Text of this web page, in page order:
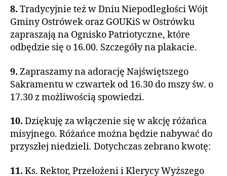
8. Tradycyjnie też w Dniu Niepodległości Wójt
Gminy Ostrówek oraz GOUKiS w Ostrówku
zapraszają na Ognisko Patriotyczne, które
odbędzie się o 16.00. Szczegóły na plakacie.
9. Zapraszamy na adorację Najświętszego
Sakramentu w czwartek od 16.30 do mszy św. o
17.30 z możliwością spowiedzi.
10. Dziękuję za włączenie się w akcję różańca
misyjnego. Różańce można będzie nabywać do
przyszłej niedzieli. Dotychczas zebrano kwotę:
11. Ks. Rektor, Przełożeni i Klerycy Wyższego